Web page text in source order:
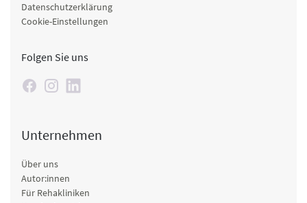
Datenschutzerklärung
Cookie-Einstellungen
Folgen Sie uns
Unternehmen
Über uns
Autor:innen
Für Rehakliniken